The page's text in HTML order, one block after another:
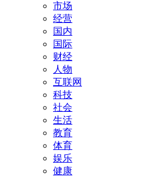
市场
经营
国内
国际
财经
人物
互联网
科技
社会
生活
教育
体育
娱乐
健康